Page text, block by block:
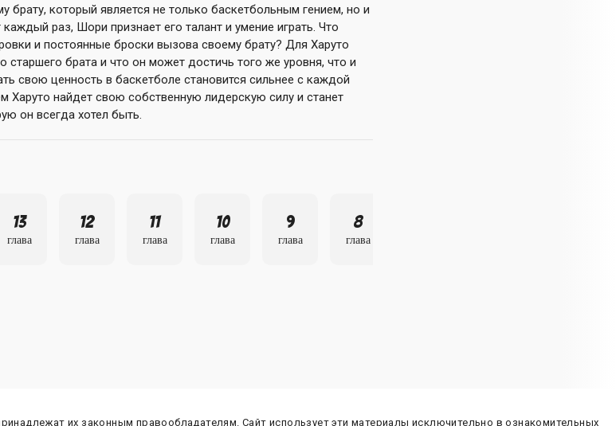
брату, который является не только баскетбольным гением, но и
раз, Шори признает его талант и умение играть. Что
и постоянные броски вызова своему брату? Для Харуто
старшего брата и что он может достичь того же уровня, что и
свою ценность в баскетболе становится сильнее с каждой
найдет свою собственную лидерскую силу и станет
он всегда хотел быть.
13
глава
12
глава
11
глава
10
глава
9
глава
8
глава
их законным правообладателям. Сайт использует эти материалы исключительно в ознакомительных